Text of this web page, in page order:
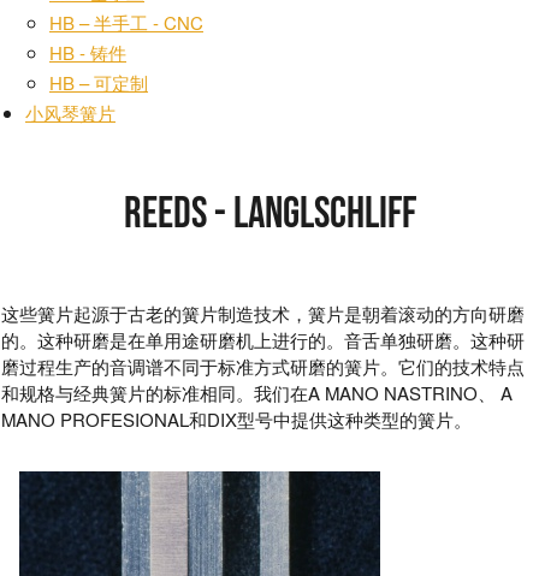
HB – 半手工 - CNC
HB - 铸件
HB – 可定制
小风琴簧片
Reeds - Langlschliff
这些簧片起源于古老的簧片制造技术，簧片是朝着滚动的方向研磨
的。这种研磨是在单用途研磨机上进行的。音舌单独研磨。这种研
磨过程生产的音调谱不同于标准方式研磨的簧片。它们的技术特点
和规格与经典簧片的标准相同。我们在A MANO NASTRINO、 A
MANO PROFESIONAL和DIX型号中提供这种类型的簧片。